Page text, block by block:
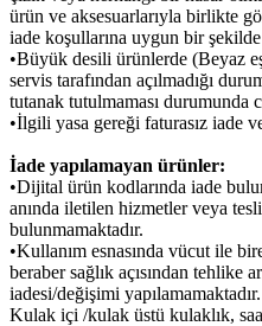
ürün ve aksesuarlarıyla birlikte
iade koşullarına uygun bir
•Büyük desili ürünlerde (Beyaz
servis tarafından açılmadığı
tutanak tutulmaması durumunda
•İlgili yasa gereği faturasız iade
İade yapılamayan ürünler:
•Dijital ürün kodlarında iade
anında iletilen hizmetler veya
bulunmamaktadır.
•Kullanım esnasında vücut ile
beraber sağlık açısından tehlike
iadesi/değişimi
Kulak içi /kulak üstü kulaklık,